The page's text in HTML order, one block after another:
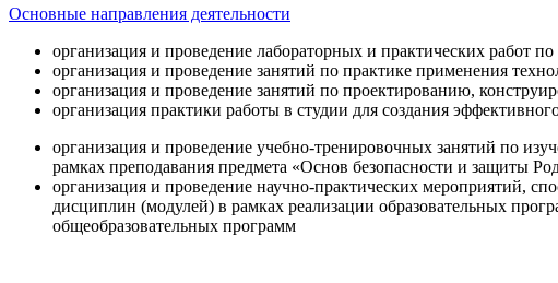
Основные направления деятельности
организация и проведение лабораторных и практических работ
организация и проведение занятий по практике применения
организация и проведение занятий по проектированию,
организация практики работы в студии для создания
организация и проведение учебно-тренировочных занятий по
рамках преподавания предмета «Основ безопасности и защиты
организация и проведение научно-практических мероприятий,
дисциплин (модулей) в рамках реализации образовательных
общеобразовательных программ